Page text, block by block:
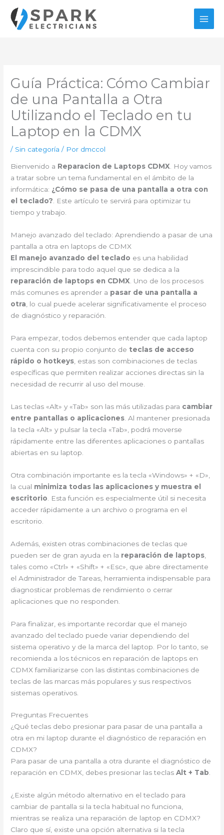
contenido
Guía Práctica: Cómo Cambiar
de una Pantalla a Otra
Utilizando el Teclado en tu
Laptop en la CDMX
/ Sin categoría / Por dmccol
Bienvenido a Reparacion de Laptops CDMX. Hoy vamos
a tratar sobre un tema fundamental en el ámbito de la
informática: ¿Cómo se pasa de una pantalla a otra con
el teclado?. Este artículo te servirá para optimizar tu
tiempo y trabajo.
Manejo avanzado del teclado: Aprendiendo a pasar de una
pantalla a otra en laptops de CDMX
El manejo avanzado del teclado es una habilidad
imprescindible para todo aquel que se dedica a la
reparación de laptops en CDMX . Uno de los procesos
más comunes es aprender a pasar de una pantalla a
otra , lo cual puede acelerar significativamente el proceso
de diagnóstico y reparación.
Para empezar, todos debemos entender que cada laptop
cuenta con su propio conjunto de teclas de acceso
rápido o hotkeys , estas son combinaciones de teclas
específicas que permiten realizar acciones directas sin la
necesidad de recurrir al uso del mouse.
Las teclas «Alt» y «Tab» son las más utilizadas para cambiar
entre pantallas o aplicaciones . Al mantener presionada
la tecla «Alt» y pulsar la tecla «Tab», podrá moverse
rápidamente entre las diferentes aplicaciones o pantallas
abiertas en su laptop.
Otra combinación importante es la tecla «Windows» + «D»,
la cual minimiza todas las aplicaciones y muestra el
escritorio . Esta función es especialmente útil si necesita
acceder rápidamente a un archivo o programa en el
escritorio.
Además, existen otras combinaciones de teclas que
pueden ser de gran ayuda en la reparación de laptops
tales como «Ctrl» + «Shift» + «Esc», que abre directamente
el Administrador de Tareas, herramienta indispensable para
diagnosticar problemas de rendimiento o cerrar
aplicaciones que no responden.
Para finalizar, es importante recordar que el manejo
avanzado del teclado puede variar dependiendo del
sistema operativo y de la marca del laptop. Por lo tanto, se
recomienda a los técnicos en reparación de laptops en
CDMX familiarizarse con las distintas combinaciones de
teclas de las marcas más populares y sus respectivos
sistemas operativos.
Preguntas Frecuentes
¿Qué teclas debo presionar para pasar de una pantalla a
otra en mi laptop durante el diagnóstico de reparación en
CDMX?
Para pasar de una pantalla a otra durante el diagnóstico de
reparación en CDMX, debes presionar las teclasAlt + Tab.
¿Existe algún método alternativo en el teclado para
cambiar de pantalla si la tecla habitual no funciona,
mientras se realiza una reparación de laptop en CDMX?
Claro que sí, existe una opción alternativa si la tecla